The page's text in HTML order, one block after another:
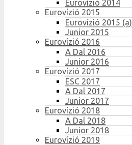
Eurovízió 2014
Eurovízió 2015
Eurovízió 2015 (a)
Junior 2015
Eurovízió 2016
A Dal 2016
Junior 2016
Eurovízió 2017
ESC 2017
A Dal 2017
Junior 2017
Eurovízió 2018
A Dal 2018
Junior 2018
Eurovízió 2019